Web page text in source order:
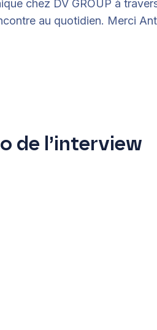
chez DV GROUP à
au quotidien. Merci
de l’interview